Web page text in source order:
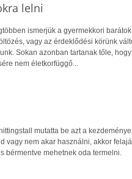
lelni
ismerjük a gyermekkori
vagy az érdeklődési körünk
Sokan azonban tartanak tőle,
nem életkorfüggő...
mutatta be azt a
vagy nem akar használni, akkor
bérmentve mehetnek oda termelni.